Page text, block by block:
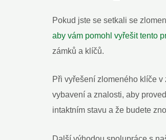
Pokud jste se setkali se
aby vám pomohl vyřešit tento
zámků a klíčů.
Při vyřešení zlomeného klíče
vybavení a znalosti, aby
intaktním stavu a že budete